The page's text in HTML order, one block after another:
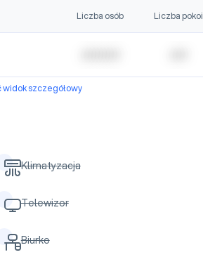
Liczba osób Liczba pokoi
szczegółowy
Klimatyzacja
Telewizor
Biurko